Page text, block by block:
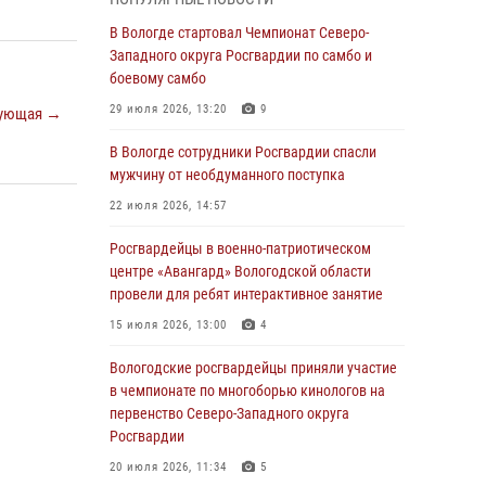
→
магазина
03 августа 2026, 09:34
В Вологде определились победители и
призеры Чемпионатов Северо-Западного
самбо
03 августа 2026, 08:54 8 1
ВНЕВЕДОМСТВЕННОЙ ОХРАНЫ РОСГВАРДИИ
В ВОЛОГОДСКОЙ ОБЛАСТИ ЗАДЕРЖАНО 23
ПРАВОНАРУШИТЕЛЯ
02 августа 2026, 10:37
Росгвардейцы в г. Соколе задержали
несовершеннолетнего нарушителя
на питбайке
31 июля 2026, 06:43
В Вологде стартовал Чемпионат Северо-
Западного округа Росгвардии по самбо и
боевому самбо
29 июля 2026, 13:20 9
В Вологде сотрудники Росгвардии спасли
мужчину от необдуманного поступка
22 июля 2026, 14:57
Росгвардейцы в военно-патриотическом
центре «Авангард» Вологодской области
провели для ребят интерактивное занятие
15 июля 2026, 13:00 4
Вологодские росгвардейцы приняли участие
в чемпионате по многоборью кинологов на
первенство Северо-Западного округа
Росгвардии
20 июля 2026, 11:34 5